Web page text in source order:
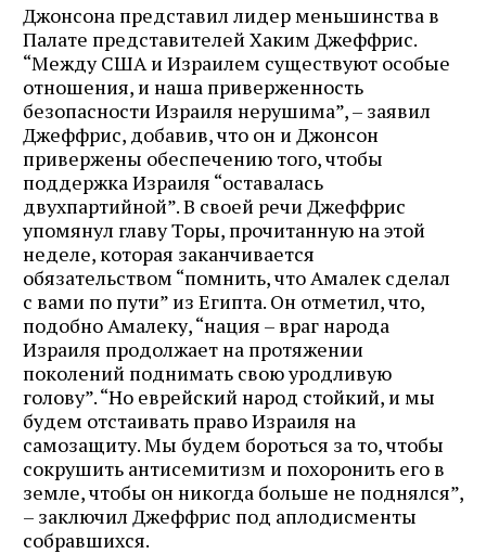
Джонсона представил лидер меньшинства в
Палате представителей Хаким Джеффрис.
“Между США и Израилем существуют особые
отношения, и наша приверженность
безопасности Израиля нерушима”, – заявил
Джеффрис, добавив, что он и Джонсон
привержены обеспечению того, чтобы
поддержка Израиля “оставалась
двухпартийной”. В своей речи Джеффрис
упомянул главу Торы, прочитанную на этой
неделе, которая заканчивается
обязательством “помнить, что Амалек сделал
с вами по пути” из Египта. Он отметил, что,
подобно Амалеку, “нация – враг народа
Израиля продолжает на протяжении
поколений поднимать свою уродливую
голову”. “Но еврейский народ стойкий, и мы
будем отстаивать право Израиля на
самозащиту. Мы будем бороться за то, чтобы
сокрушить антисемитизм и похоронить его в
земле, чтобы он никогда больше не поднялся”,
– заключил Джеффрис под аплодисменты
собравшихся.